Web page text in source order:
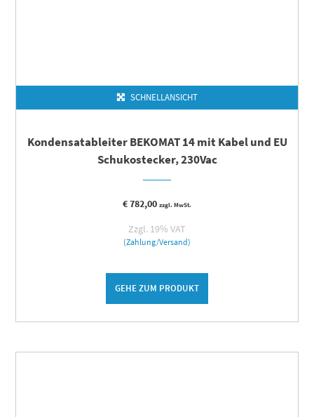
SCHNELLANSICHT
Kondensatableiter BEKOMAT 14 mit Kabel und EU
Schukostecker, 230Vac
€782,00 zzgl. MwSt.
Zzgl. 19% VAT
(Zahlung/Versand)
GEHE ZUM PRODUKT